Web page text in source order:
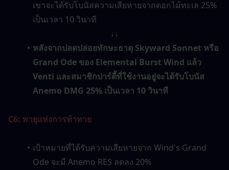
เขาจะได้รับโบนัสความเสียหายจากดอกไม้ทะเล 25%
เป็นเวลา 10 วินาที
↓↓
หลังจากปลดปล่อยทักษะธาตุ Skyward Sonnet หรือ
Grand Ode ของ Elemental Burst Wind แล้ว
Venti และสมาชิกปาร์ตี้ที่ใช้งานอยู่จะได้รับโบนัส
Anemo DMG 25% เป็นเวลา 10 วินาที
C6: พายุแห่งการท้าทาย
เป้าหมายที่ได้รับความเสียหายจาก Wind's Grand
Ode จะมี Anemo RES ลดลง 20%